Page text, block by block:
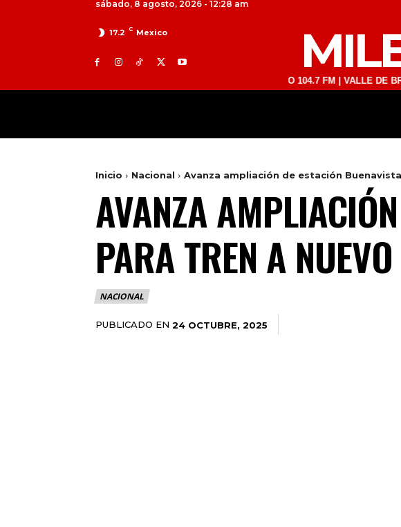
sábado, 8 agosto, 2026 - 12:28 am
17.2 C Mexico
TOLUCA 98.9 FM | ATLACOMULCO 104.7 FM | VALLE DE BRAVO
Inicio Nacional Avanza ampliación de estación
AVANZA
PARA TREN A
NACIONAL
PUBLICADO EN 24 OCTUBRE, 2025